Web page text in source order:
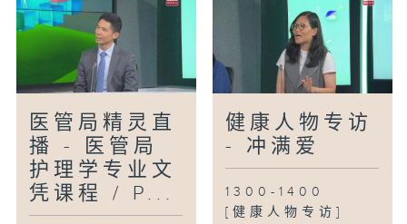
医管局精灵直
播 - 医管局
护理学专业文
凭课程 / P...
健康人物专访
- 冲满爱
1300-1400
[健康人物专访]